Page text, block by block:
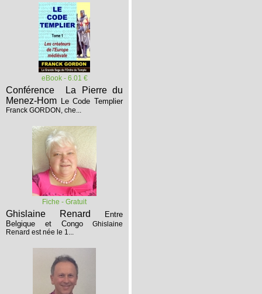
eBook - 6.01 €
Conférence La Pierre du
Menez-Hom Le Code Templier
Franck GORDON, che...
Fiche - Gratuit
Ghislaine Renard
Entre
Belgique et Congo
Ghislaine
Renard est née le 1...